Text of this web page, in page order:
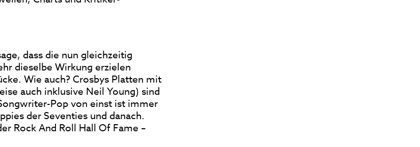
dass die nun gleichzeitig
dieselbe Wirkung erzielen
Wie auch? Crosbys Platten mit
auch inklusive Neil Young) sind
Pop von einst ist immer
der Seventies und danach.
Rock And Roll Hall Of Fame –